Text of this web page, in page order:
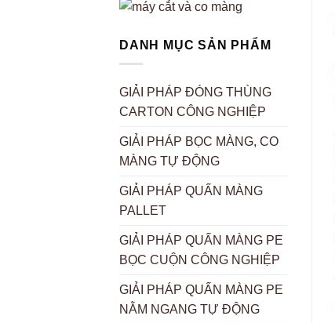
DANH MỤC SẢN PHẨM
GIẢI PHÁP ĐÓNG THÙNG
CARTON CÔNG NGHIỆP
GIẢI PHÁP BỌC MÀNG, CO
MÀNG TỰ ĐỘNG
GIẢI PHÁP QUẤN MÀNG
PALLET
GIẢI PHÁP QUẤN MÀNG PE
BỌC CUỘN CÔNG NGHIỆP
GIẢI PHÁP QUẤN MÀNG PE
NẰM NGANG TỰ ĐỘNG